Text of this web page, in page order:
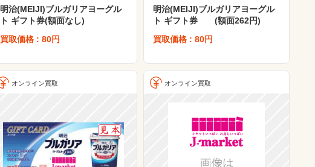
明治(MEIJI)ブルガリアヨーグル
ト ギフト券(額面なし)
買取価格 : 80円
明治(MEIJI)ブルガリアヨーグル
ト ギフト券 (額面262円)
買取価格 : 80円
オンライン買取 オンライン買取